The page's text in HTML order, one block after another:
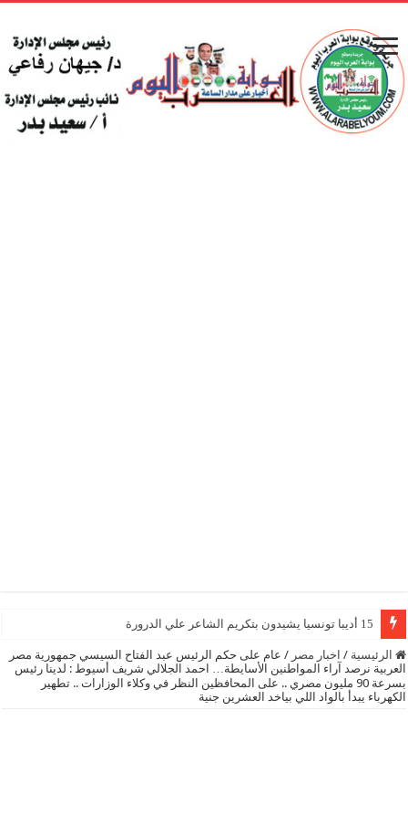
15 أديبا تونسيا يشيدون بتكريم الشاعر علي الدرورة
الرئيسية / اخبار مصر / عام على حكم الرئيس عبد الفتاح السيسي جمهورية مصر
العربية نرصد آراء المواطنين الأسايطة… احمد الجلالي شريف أسيوط : لدينا رئيس
بسرعة 90 مليون مصري .. على المحافظين النظر في وكلاء الوزارات .. تطهير
الكهرباء يبدأ بالواد اللي بياخد العشرين جنية